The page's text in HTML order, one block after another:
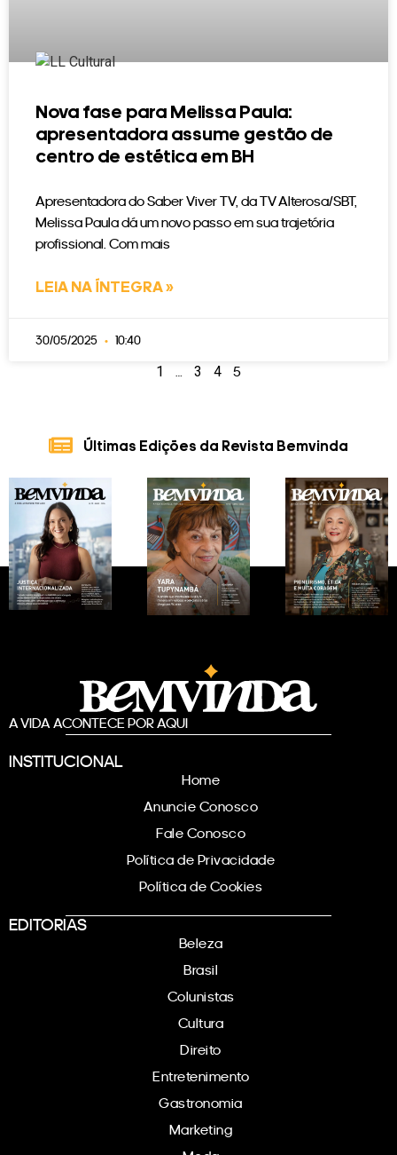
Nova fase para Melissa Paula:
apresentadora assume gestão de
centro de estética em BH
Apresentadora do Saber Viver TV, da TV Alterosa/SBT,
Melissa Paula dá um novo passo em sua trajetória
profissional. Com mais
LEIA NA ÍNTEGRA »
30/05/2025 10:40
1 3 4 5
Últimas Edições da Revista Bemvinda
A VIDA ACONTECE POR AQUI
INSTITUCIONAL
Home
Anuncie Conosco
Fale Conosco
Política de Privacidade
Política de Cookies
EDITORIAS
Beleza
Brasil
Colunistas
Cultura
Direito
Entretenimento
Gastronomia
Marketing